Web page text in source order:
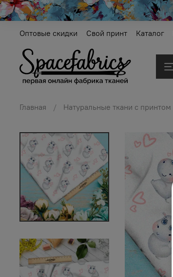
Оптовые скидки Свой принт Каталог
Главная Натуральные ткани с принтом